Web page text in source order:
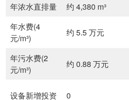
年浓水直排量
约 4,380 m³
年水费(4
元/m³)
约 5.5 万元
年污水费(2
元/m³)
约 0.88 万元
设备新增投资 0